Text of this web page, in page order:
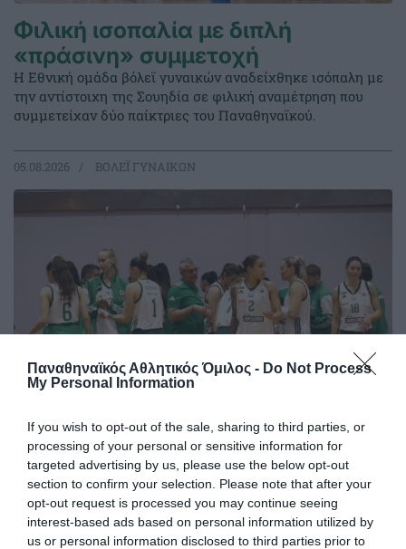
Παναθηναϊκός Αθλητικός Όμιλος - Do Not Process
My Personal Information
If you wish to opt-out of the sale, sharing to third parties, or
processing of your personal or sensitive information for
targeted advertising by us, please use the below opt-out
section to confirm your selection. Please note that after your
opt-out request is processed you may continue seeing
interest-based ads based on personal information utilized by
us or personal information disclosed to third parties prior to
Φιλική ισοπαλία με διπλή
«πράσινη» συμμετοχή
Η Εθνική ομάδα βόλεϊ γυναικών αναδείχθηκε ισόπαλη με
την αντίστοιχη της Σουηδία σε φιλική αναμέτρηση που
συμμετείχαν δύο παίκτριες του Παναθηναϊκού.
05.08.2026 ΒΟΛΕΪ ΓΥΝΑΙΚΩΝ
Τα φιλικά του βόλεϊ γυναικών
Ο Παναθηναϊκός θα πάρει μέρος, μεταξύ άλλων, σε δύο
τουρνουά στην Ιταλία
23.07.2026 ΒΟΛΕΪ ΓΥΝΑΙΚΩΝ